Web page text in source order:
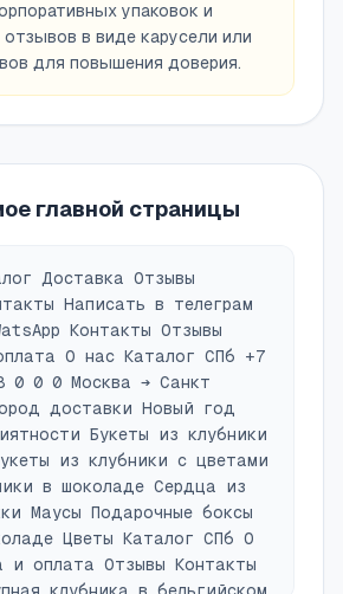
упаковок и
отзывов в виде карусели или
для повышения доверия.
главной страницы
Доставка Отзывы
Написать в телеграм
Контакты Отзывы
О нас Каталог СПб +7
0 0 0 Москва ➔ Санкт
доставки Новый год
Букеты из клубники
из клубники с цветами
в шоколаде Сердца из
Маусы Подарочные боксы
Цветы Каталог СПб О
и оплата Отзывы Контакты